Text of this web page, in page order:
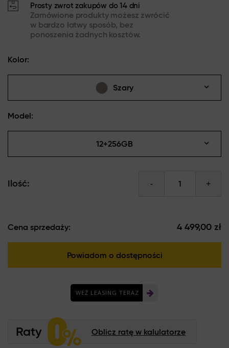
Prosty zwrot zakupów do 14 dni
Zamówione produkty możesz zwrócić
w bardzo łatwy sposób, bez
ponoszenia żadnych kosztów.
Kolor:
Szary
Model:
12+256GB
Ilość: - +
Cena sprzedaży: 4 499,00 zł
Powiadom o dostępności
WEŹ LEASING TERAZ
Raty Oblicz ratę w kalulatorze